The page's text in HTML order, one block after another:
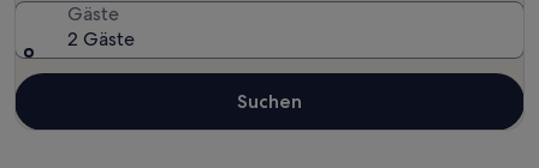
Gäste
2 Gäste
Suchen